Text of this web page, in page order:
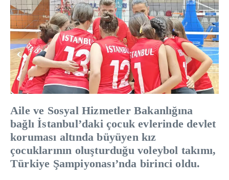
Aile ve Sosyal Hizmetler Bakanlığına
bağlı İstanbul’daki çocuk evlerinde devlet
koruması altında büyüyen kız
çocuklarının oluşturduğu voleybol takımı,
Türkiye Şampiyonası’nda birinci oldu.